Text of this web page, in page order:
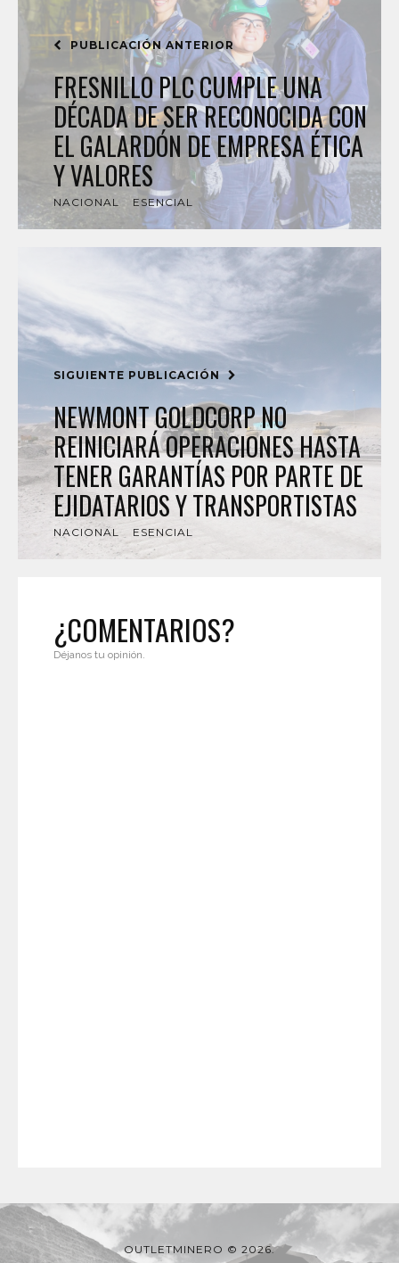
PUBLICACIÓN ANTERIOR
FRESNILLO PLC CUMPLE UNA
DÉCADA DE SER RECONOCIDA CON
EL GALARDÓN DE EMPRESA ÉTICA
Y VALORES
NACIONAL ESENCIAL
SIGUIENTE PUBLICACIÓN
NEWMONT GOLDCORP NO
REINICIARÁ OPERACIONES HASTA
TENER GARANTÍAS POR PARTE DE
EJIDATARIOS Y TRANSPORTISTAS
NACIONAL ESENCIAL
¿COMENTARIOS?
Déjanos tu opinión.
OUTLETMINERO © 2026.